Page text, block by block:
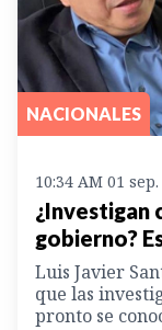
NACIONALES
10:34 AM 01
¿Investigan
gobierno?
Luis Javier
que las
pronto se